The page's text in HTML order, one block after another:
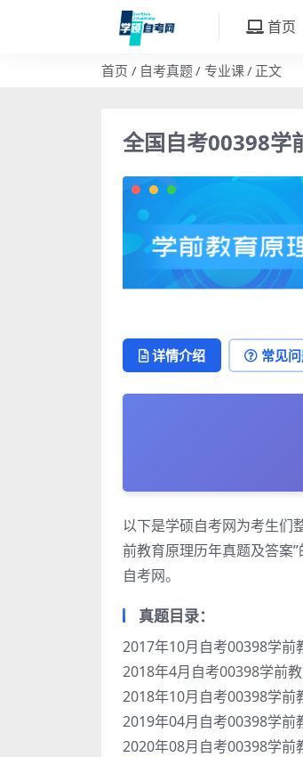
首页
首页 自考真题 专业课 正文
全国自考00398学
详情介绍 常见
以下是学硕自考网为考生们
前教育原理历年真题及答案
自考网。
真题目录：
2017年10月自考00398学前
2018年4月自考00398学前
2018年10月自考00398学前
2019年04月自考00398学前
2020年08月自考00398学前